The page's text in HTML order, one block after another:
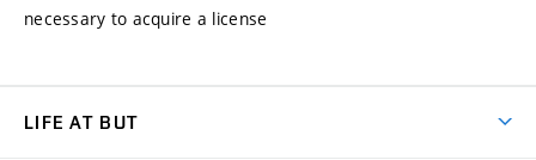
necessary to acquire a license
LIFE AT BUT